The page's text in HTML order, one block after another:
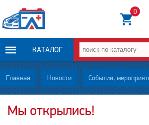
0
КАТАЛОГ
ОПЛАТА И
ДОСТАВКА
Главная Новости События,
Мы открылись!